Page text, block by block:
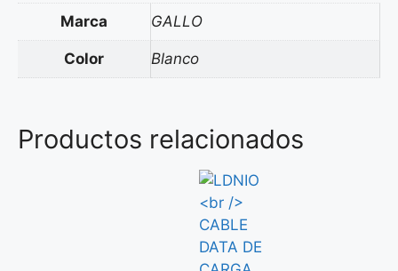
Marca GALLO
Color Blanco
Productos relacionados